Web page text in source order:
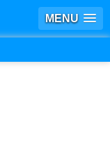
MENU